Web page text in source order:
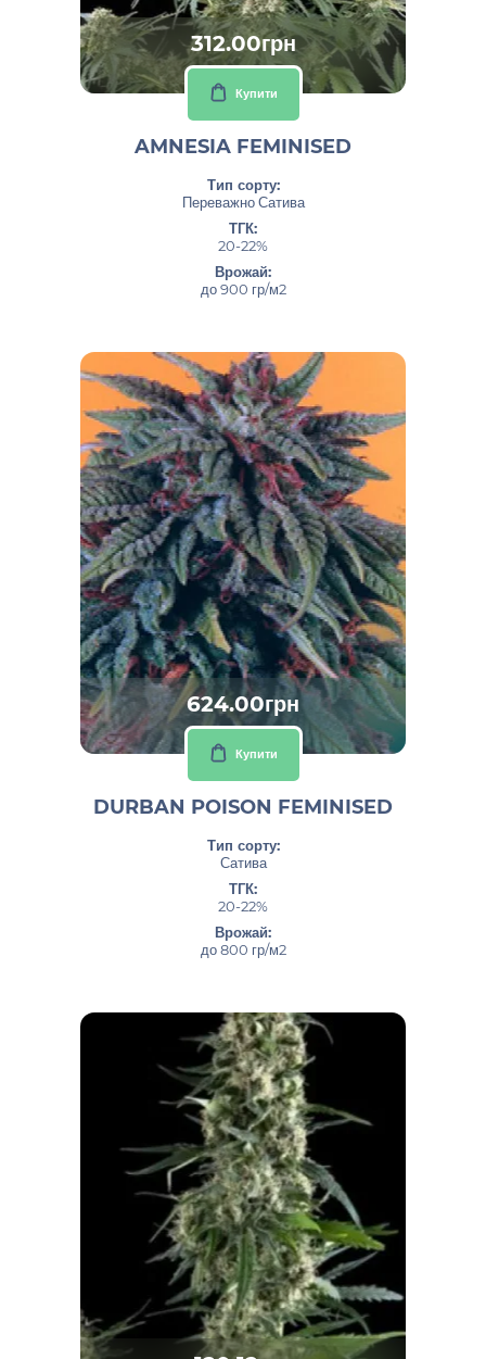
312.00грн
Купити
AMNESIA FEMINISED
Тип сорту:
Переважно Сатива
ТГК:
20-22%
Врожай:
до 900 гр/м2
624.00грн
Купити
DURBAN POISON FEMINISED
Тип сорту:
Сатива
ТГК:
20-22%
Врожай:
до 800 гр/м2